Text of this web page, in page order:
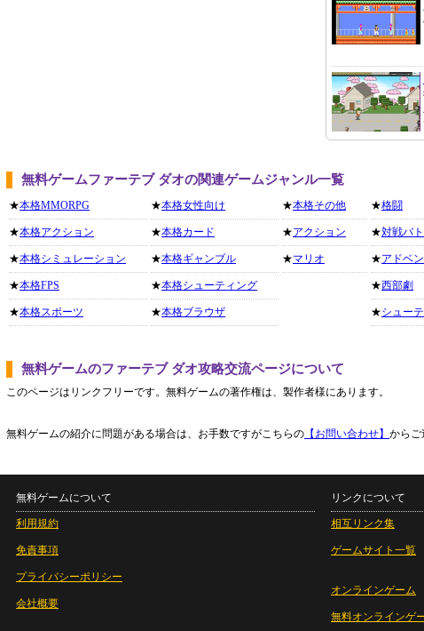
無料ゲームファーテブ ダオの関連ゲームジャンル一覧
★本格MMORPG
★本格アクション
★本格シミュレーション
★本格FPS
★本格スポーツ
★本格女性向け
★本格カード
★本格ギャンブル
★本格シューティング
★本格ブラウザ
★本格その他
★アクション
★マリオ
★格闘
★対戦バ
★アドベ
★西部劇
★シュー
無料ゲームのファーテブ ダオ攻略交流ページについて
このページはリンクフリーです。無料ゲームの著作権は、製作者様にあります。
無料ゲームの紹介に問題がある場合は、お手数ですがこちらの 【お問い合わせ】 からご
無料ゲームについて
利用規約
免責事項
プライバシーポリシー
会社概要
リンクについて
相互リンク集
ゲームサイト一覧
オンラインゲーム
無料オンラインゲ